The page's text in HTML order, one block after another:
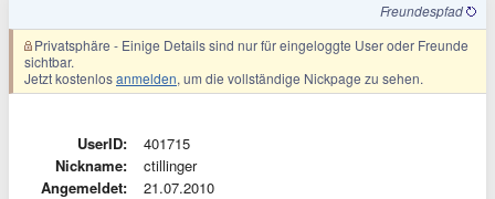
Freundespfad
Privatsphäre - Einige Details sind nur für eingeloggte User oder Freunde
sichtbar.
Jetzt kostenlosanmelden, um die vollständige Nickpage zu sehen.
UserID:
401715
Nickname:
ctillinger
Angemeldet:
21.07.2010